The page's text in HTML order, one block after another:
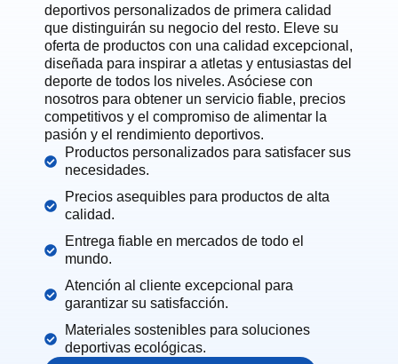
deportivos personalizados de primera calidad
que distinguirán su negocio del resto. Eleve su
oferta de productos con una calidad excepcional,
diseñada para inspirar a atletas y entusiastas del
deporte de todos los niveles. Asóciese con
nosotros para obtener un servicio fiable, precios
competitivos y el compromiso de alimentar la
pasión y el rendimiento deportivos.
Productos personalizados para satisfacer sus
necesidades.
Precios asequibles para productos de alta
calidad.
Entrega fiable en mercados de todo el
mundo.
Atención al cliente excepcional para
garantizar su satisfacción.
Materiales sostenibles para soluciones
deportivas ecológicas.